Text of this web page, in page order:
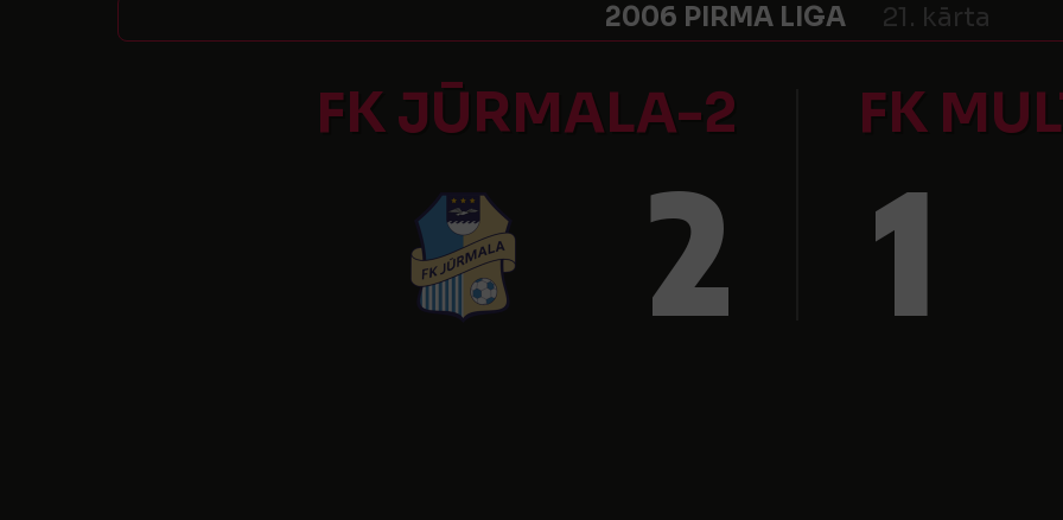
2006 PIRMA LIGA 21. kārta
FK JŪRMALA-2 FK
2 1